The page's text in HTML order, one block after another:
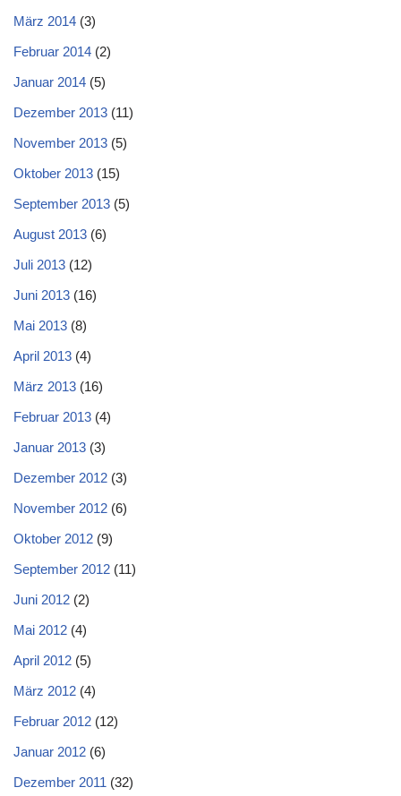
März 2014 (3)
Februar 2014 (2)
Januar 2014 (5)
Dezember 2013 (11)
November 2013 (5)
Oktober 2013 (15)
September 2013 (5)
August 2013 (6)
Juli 2013 (12)
Juni 2013 (16)
Mai 2013 (8)
April 2013 (4)
März 2013 (16)
Februar 2013 (4)
Januar 2013 (3)
Dezember 2012 (3)
November 2012 (6)
Oktober 2012 (9)
September 2012 (11)
Juni 2012 (2)
Mai 2012 (4)
April 2012 (5)
März 2012 (4)
Februar 2012 (12)
Januar 2012 (6)
Dezember 2011 (32)